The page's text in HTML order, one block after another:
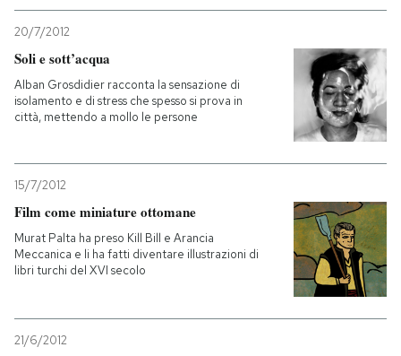
20/7/2012
Soli e sott’acqua
Alban Grosdidier racconta la sensazione di
isolamento e di stress che spesso si prova in
città, mettendo a mollo le persone
15/7/2012
Film come miniature ottomane
Murat Palta ha preso Kill Bill e Arancia
Meccanica e li ha fatti diventare illustrazioni di
libri turchi del XVI secolo
21/6/2012